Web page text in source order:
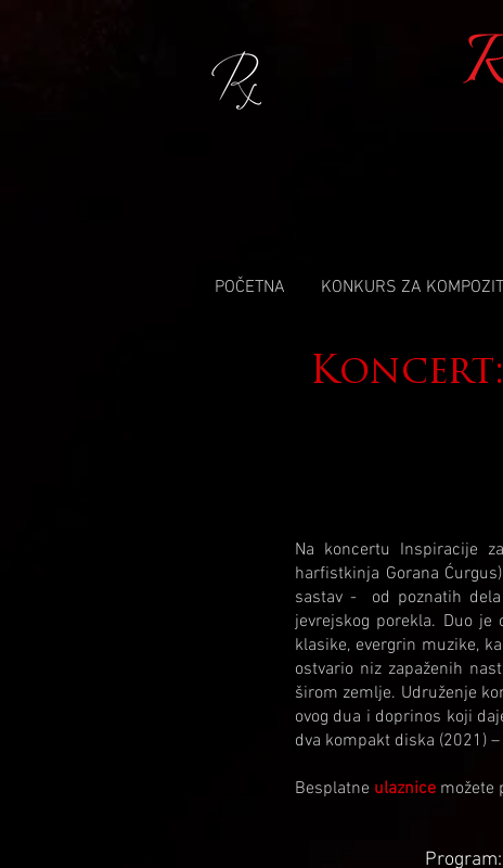
POČETNA KONKURS ZA
Koncert:
Na koncertu Inspiracije
harfistkinja Gorana
sastav - od poznatih dela
jevrejskog porekla. Duo
klasike, evergrin muzike,
ostvario niz zapaženih
širom zemlje. Udruženje
ovog dua i doprinos koji
dva kompakt diska (2021)
Besplatne ulaznice možete
Program: